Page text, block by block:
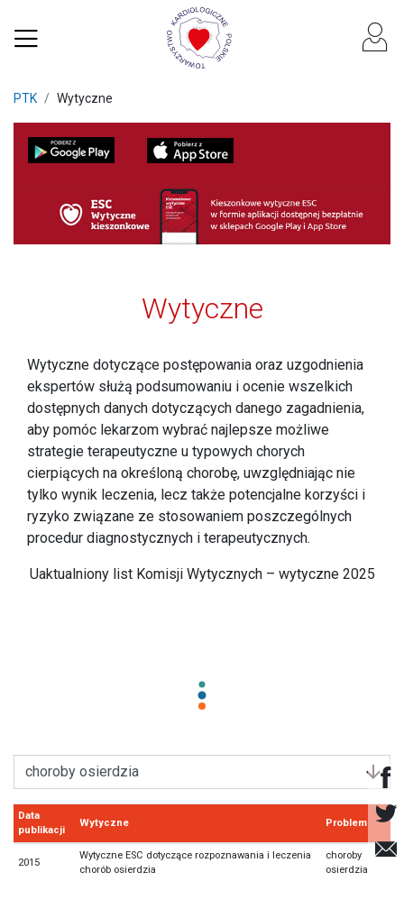
PTK Wytyczne
Wytyczne
Wytyczne dotyczące postępowania oraz uzgodnienia
ekspertów służą podsumowaniu i ocenie wszelkich
dostępnych danych dotyczących danego zagadnienia,
aby pomóc lekarzom wybrać najlepsze możliwe
strategie terapeutyczne u typowych chorych
cierpiących na określoną chorobę, uwzględniając nie
tylko wynik leczenia, lecz także potencjalne korzyści i
ryzyko związane ze stosowaniem poszczególnych
procedur diagnostycznych i terapeutycznych.
Uaktualniony list Komisji Wytycznych – wytyczne 2025
Data
publikacji
Wytyczne Problem
2015
Wytyczne ESC dotyczące rozpoznawania i leczenia
chorób osierdzia
choroby
osierdzia